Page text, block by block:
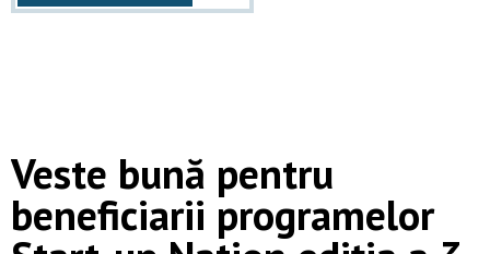
Veste bună pentru
beneficiarii programelor